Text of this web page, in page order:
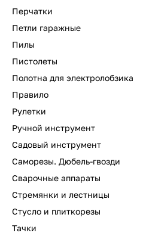
Перчатки
Петли гаражные
Пилы
Пистолеты
Полотна для электролобзика
Правило
Рулетки
Ручной инструмент
Садовый инструмент
Саморезы. Дюбель-гвозди
Сварочные аппараты
Стремянки и лестницы
Стусло и плиткорезы
Тачки